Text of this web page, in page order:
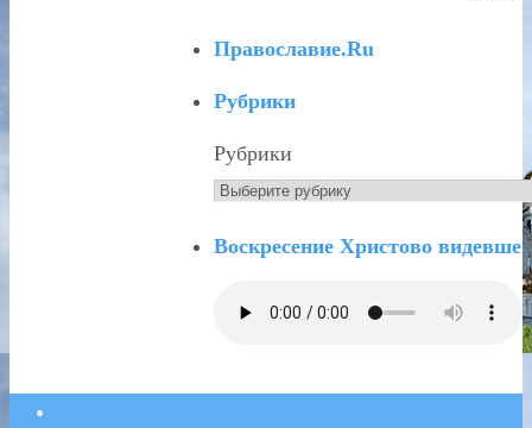
Православие.Ru
Рубрики
Рубрики
Воскресение Христово видевше